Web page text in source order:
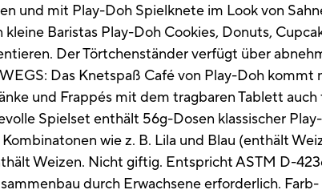
und mit Play-Doh Spielknete im Look von
Baristas Play-Doh Cookies, Donuts,
Der Törtchenständer verfügt über
Das Knetspaß Café von Play-Doh kommt
und Frappés mit dem tragbaren Tablett
Spielset enthält 56g-Dosen klassischer
wie z. B. Lila und Blau (enthält
Weizen. Nicht giftig. Entspricht ASTM D-
durch Erwachsene erforderlich.